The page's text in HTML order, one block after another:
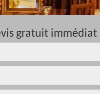
gratuit immédiat